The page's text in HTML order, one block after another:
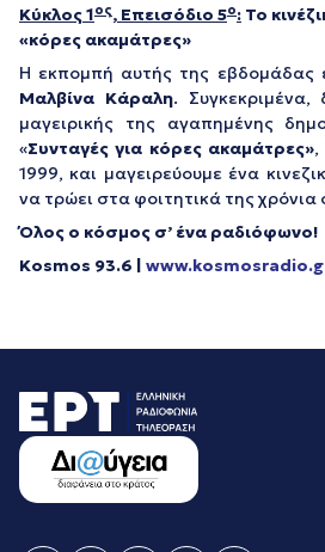
Κύκλος 1ος, Επεισόδιο 5ο: Το
«κόρες ακαμάτρες»
Η εκπομπή αυτής της εβδομάδας
Μαλβίνα Κάραλη. Συγκεκριμένα,
μαγειρικής της αγαπημένης
«Συνταγές για κόρες ακαμάτρες»,
1999, και μαγειρεύουμε ένα
να τρώει στα φοιτητικά της χρόνια
Όλος ο κόσμος σ’ ένα ραδιόφωνο!
Kosmos 93.6 |